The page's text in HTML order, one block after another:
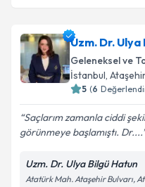
Uzm. Dr.
Geleneksel ve
İstanbul,
5 (6
Saçlarım zamanla ciddi
görünmeye başlamıştı. Dr....
Uzm. Dr. Ulya Bilgü Hatun
Atatürk Mah. Ataşehir Bulvarı,